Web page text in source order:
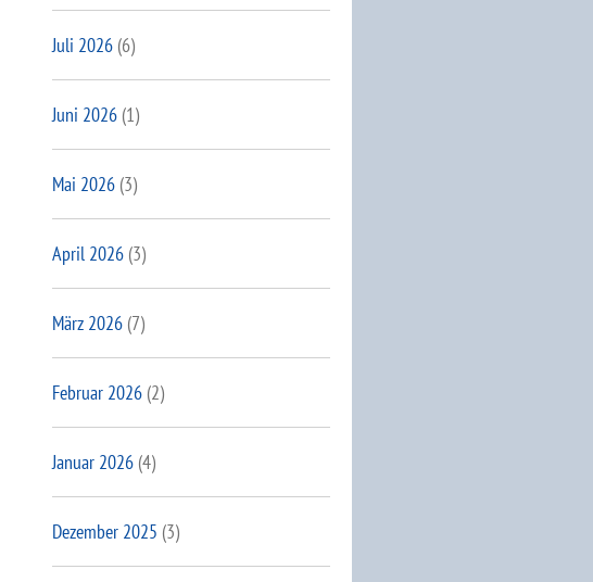
Juli 2026(6)
Juni 2026(1)
Mai 2026(3)
April 2026(3)
März 2026(7)
Februar 2026(2)
Januar 2026(4)
Dezember 2025 (3)